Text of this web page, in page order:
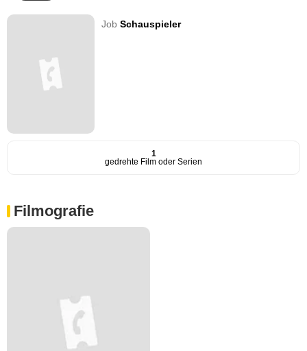
JobSchauspieler
1
gedrehte Film oder Serien
Filmografie